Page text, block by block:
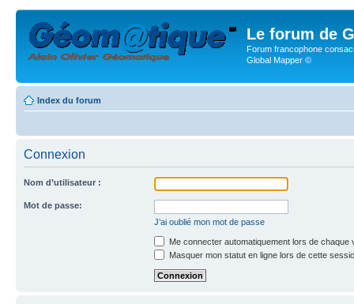
Le forum de
Forum francophone
Global Mapper ©
Index du forum
Connexion
Nom d’utilisateur :
Mot de passe:
J’ai oublié mon mot de passe
Me connecter automatiquement lors de chaque
Masquer mon statut en ligne lors de cette